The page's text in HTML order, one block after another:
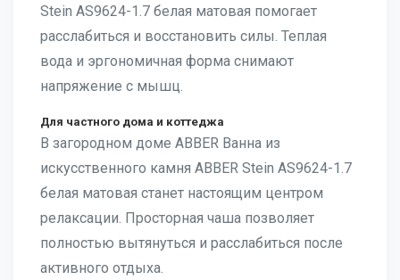
Stein AS9624-1.7 белая матовая помогает
расслабиться и восстановить силы. Теплая
вода и эргономичная форма снимают
напряжение с мышц.
Для частного дома и коттеджа
В загородном доме ABBER Ванна из
искусственного камня ABBER Stein AS9624-1.7
белая матовая станет настоящим центром
релаксации. Просторная чаша позволяет
полностью вытянуться и расслабиться после
активного отдыха.